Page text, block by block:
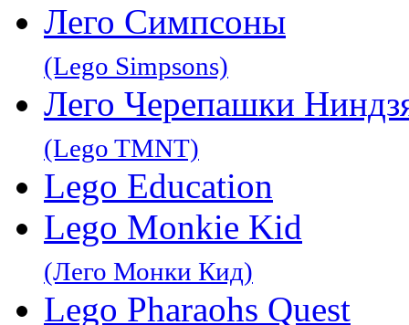
Лего Симпсоны
(Lego Simpsons)
Лего Черепашки
(Lego TMNT)
Lego Education
Lego Monkie Kid
(Лего Монки Кид)
Lego Pharaohs Quest